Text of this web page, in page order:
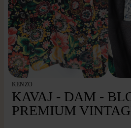
KENZO
KAVAJ - DAM -
PREMIUM